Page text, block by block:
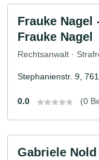
Frauke Nagel
Frauke Nagel
Rechtsanwalt ·
Stephanienstr. 9,
0.0 (0
Gabriele